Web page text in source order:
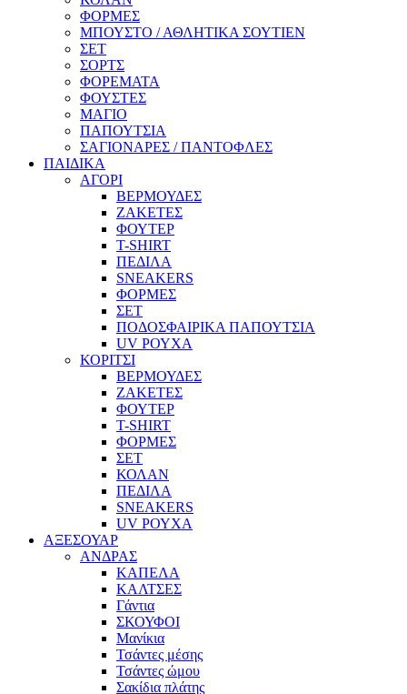
ΦΟΡΜΕΣ
ΜΠΟΥΣΤΟ / ΑΘΛΗΤΙΚΑ ΣΟΥΤΙΕΝ
ΣΕΤ
ΣΟΡΤΣ
ΦΟΡΕΜΑΤΑ
ΦΟΥΣΤΕΣ
ΜΑΓΙΟ
ΠΑΠΟΥΤΣΙΑ
ΣΑΓΙΟΝΑΡΕΣ / ΠΑΝΤΟΦΛΕΣ
ΠΑΙΔΙΚΑ
ΑΓΟΡΙ
ΒΕΡΜΟΥΔΕΣ
ΖΑΚΕΤΕΣ
ΦΟΥΤΕΡ
T-SHIRT
ΠΕΔΙΛΑ
SNEAKERS
ΦΟΡΜΕΣ
ΣΕΤ
ΠΟΔΟΣΦΑΙΡΙΚΑ ΠΑΠΟΥΤΣΙΑ
UV ΡΟΥΧΑ
ΚΟΡΙΤΣΙ
ΒΕΡΜΟΥΔΕΣ
ΖΑΚΕΤΕΣ
ΦΟΥΤΕΡ
T-SHIRT
ΦΟΡΜΕΣ
ΣΕΤ
ΚΟΛΑΝ
ΠΕΔΙΛΑ
SNEAKERS
UV ΡΟΥΧΑ
ΑΞΕΣΟΥΑΡ
ΑΝΔΡΑΣ
ΚΑΠΕΛΑ
ΚΑΛΤΣΕΣ
Γάντια
ΣΚΟΥΦΟΙ
Μανίκια
Τσάντες μέσης
Τσάντες ώμου
Σακίδια πλάτης